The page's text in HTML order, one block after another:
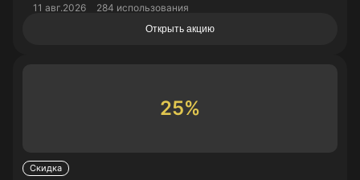
11 авг.2026 284 использования
Открыть акцию
25%
Скидка